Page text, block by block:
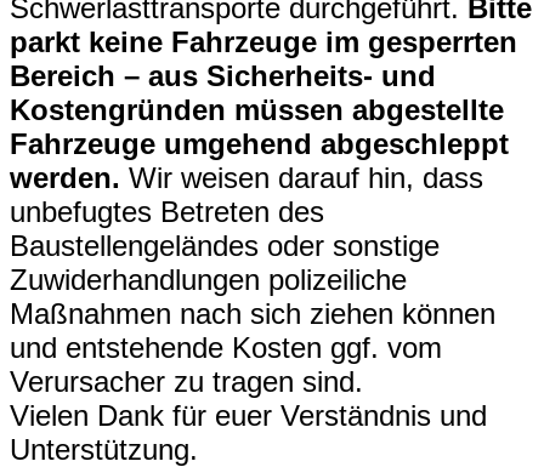
Schwerlasttransporte durchgeführt. Bitte
parkt keine Fahrzeuge im gesperrten
Bereich – aus Sicherheits- und
Kostengründen müssen abgestellte
Fahrzeuge umgehend abgeschleppt
werden. Wir weisen darauf hin, dass
unbefugtes Betreten des
Baustellengeländes oder sonstige
Zuwiderhandlungen polizeiliche
Maßnahmen nach sich ziehen können
und entstehende Kosten ggf. vom
Verursacher zu tragen sind.
Vielen Dank für euer Verständnis und
Unterstützung.